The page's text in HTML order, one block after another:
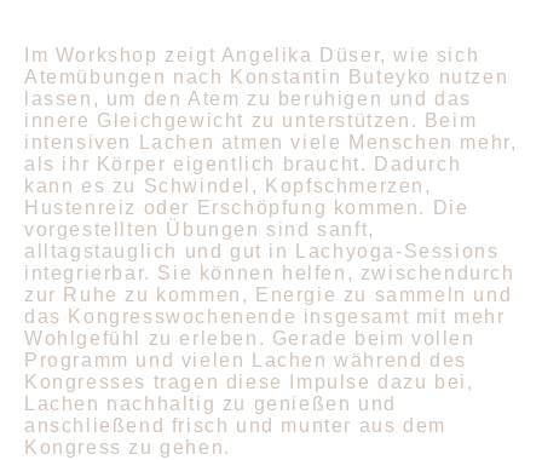
Im Workshop zeigt Angelika Düser, wie sich
Atemübungen nach Konstantin Buteyko nutzen
lassen, um den Atem zu beruhigen und das
innere Gleichgewicht zu unterstützen. Beim
intensiven Lachen atmen viele Menschen mehr,
als ihr Körper eigentlich braucht. Dadurch
kann es zu Schwindel, Kopfschmerzen,
Hustenreiz oder Erschöpfung kommen. Die
vorgestellten Übungen sind sanft,
alltagstauglich und gut in Lachyoga-Sessions
integrierbar. Sie können helfen, zwischendurch
zur Ruhe zu kommen, Energie zu sammeln und
das Kongresswochenende insgesamt mit mehr
Wohlgefühl zu erleben. Gerade beim vollen
Programm und vielen Lachen während des
Kongresses tragen diese Impulse dazu bei,
Lachen nachhaltig zu genießen und
anschließend frisch und munter aus dem
Kongress zu gehen.